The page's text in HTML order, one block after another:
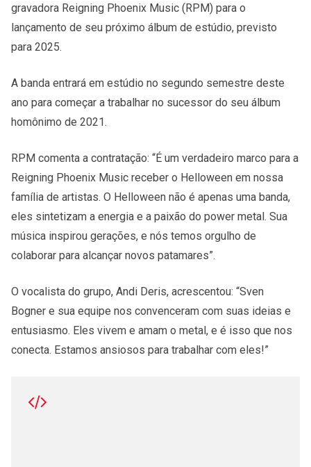
gravadora Reigning Phoenix Music (RPM) para o
lançamento de seu próximo álbum de estúdio, previsto
para 2025.
A banda entrará em estúdio no segundo semestre deste
ano para começar a trabalhar no sucessor do seu álbum
homônimo de 2021.
RPM comenta a contratação: “É um verdadeiro marco para a
Reigning Phoenix Music receber o Helloween em nossa
família de artistas. O Helloween não é apenas uma banda,
eles sintetizam a energia e a paixão do power metal. Sua
música inspirou gerações, e nós temos orgulho de
colaborar para alcançar novos patamares”.
O vocalista do grupo, Andi Deris, acrescentou: “Sven
Bogner e sua equipe nos convenceram com suas ideias e
entusiasmo. Eles vivem e amam o metal, e é isso que nos
conecta. Estamos ansiosos para trabalhar com eles!”